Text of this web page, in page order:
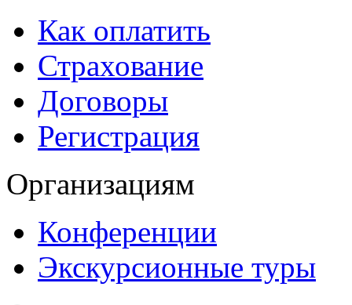
Как оплатить
Страхование
Договоры
Регистрация
Организациям
Конференции
Экскурсионные туры